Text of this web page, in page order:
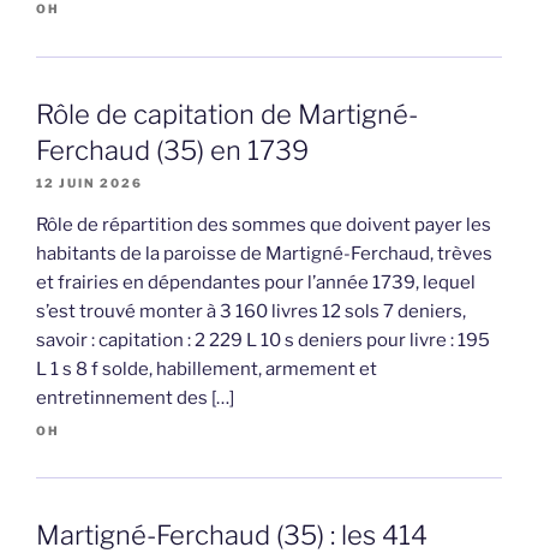
OH
Rôle de capitation de Martigné-
Ferchaud (35) en 1739
12 JUIN 2026
Rôle de répartition des sommes que doivent payer les
habitants de la paroisse de Martigné-Ferchaud, trèves
et frairies en dépendantes pour l’année 1739, lequel
s’est trouvé monter à 3 160 livres 12 sols 7 deniers,
savoir : capitation : 2 229 L 10 s deniers pour livre : 195
L 1 s 8 f solde, habillement, armement et
entretinnement des […]
OH
Martigné-Ferchaud (35) : les 414